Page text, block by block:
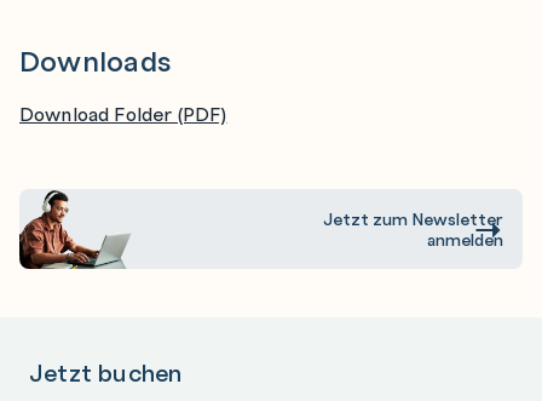
Guided project - Deploy and manage a container app
using Azure Container Apps
Downloads
Download Folder (PDF)
Jetzt zum Newsletter
anmelden
Jetzt buchen